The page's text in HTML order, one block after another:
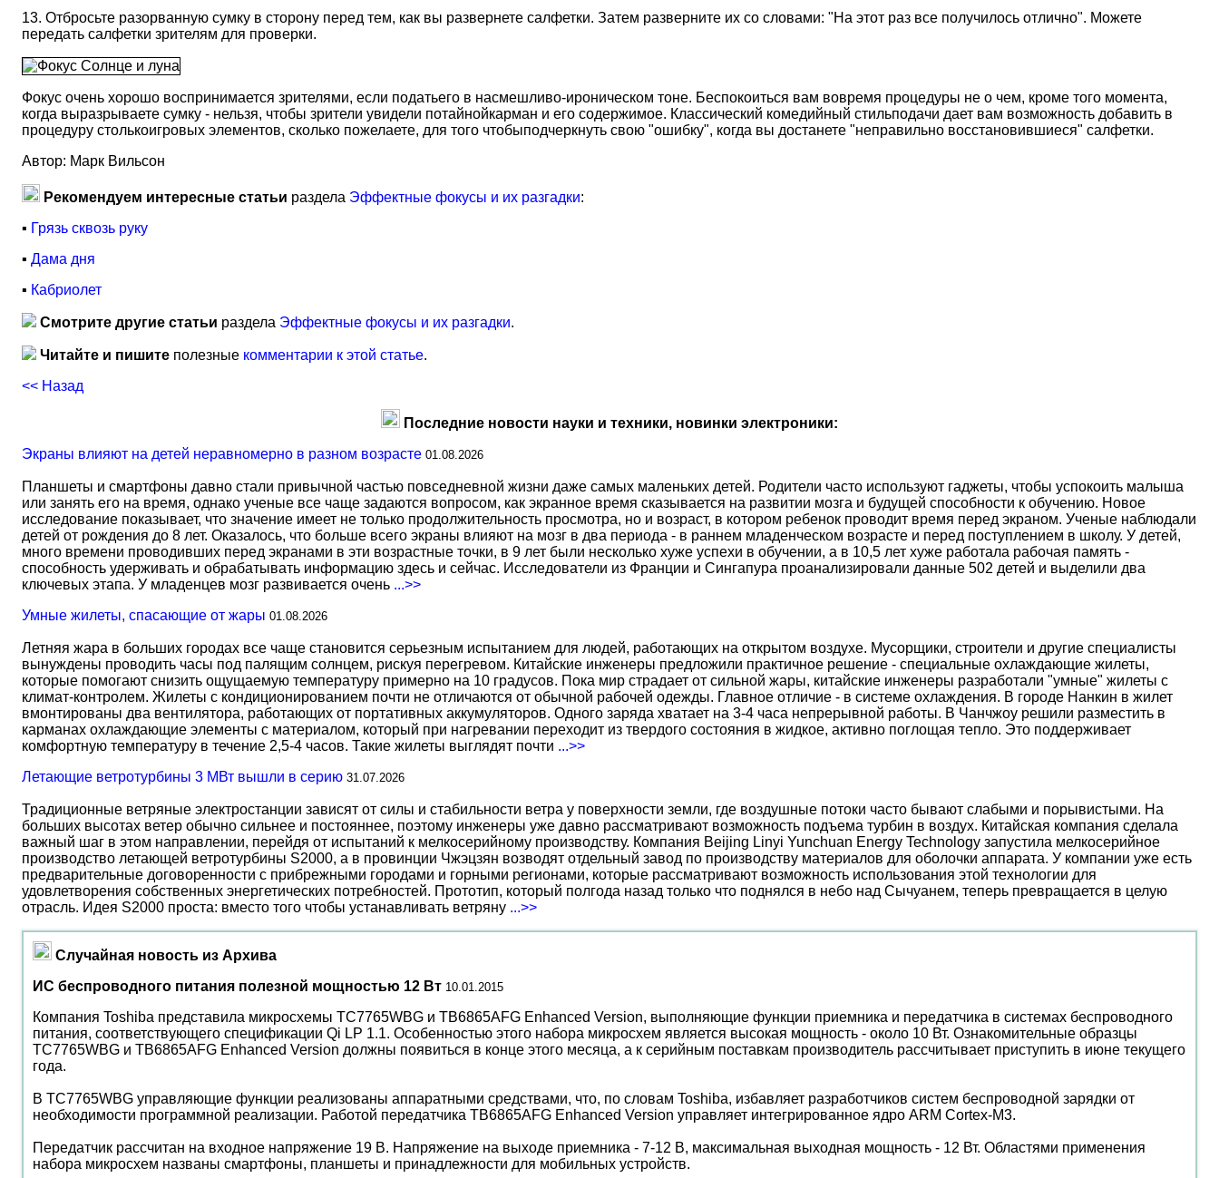
13. Отбросьте разорванную сумку в сторону перед тем, как вы развернете салфетки. Затем разверните их со словами: "На этот раз все получилось отлично". Можете
передать салфетки зрителям для проверки.
Фокус очень хорошо воспринимается зрителями, если податьего в насмешливо-ироническом тоне. Беспокоиться вам вовремя процедуры не о чем, кроме того момента,
когда выразрываете сумку - нельзя, чтобы зрители увидели потайнойкарман и его содержимое. Классический комедийный стильподачи дает вам возможность добавить в
процедуру столькоигровых элементов, сколько пожелаете, для того чтобыподчеркнуть свою "ошибку", когда вы достанете "неправильно восстановившиеся" салфетки.
Автор: Марк Вильсон
Рекомендуем интересные статьи раздела Эффектные фокусы и их разгадки:
▪ Грязь сквозь руку
▪ Дама дня
▪ Кабриолет
Смотрите другие статьи раздела Эффектные фокусы и их разгадки.
Читайте и пишите полезные комментарии к этой статье.
<< Назад
Последние новости науки и техники, новинки электроники:
Экраны влияют на детей неравномерно в разном возрасте 01.08.2026
Планшеты и смартфоны давно стали привычной частью повседневной жизни даже самых маленьких детей. Родители часто используют гаджеты, чтобы успокоить малыша
или занять его на время, однако ученые все чаще задаются вопросом, как экранное время сказывается на развитии мозга и будущей способности к обучению. Новое
исследование показывает, что значение имеет не только продолжительность просмотра, но и возраст, в котором ребенок проводит время перед экраном. Ученые наблюдали
детей от рождения до 8 лет. Оказалось, что больше всего экраны влияют на мозг в два периода - в раннем младенческом возрасте и перед поступлением в школу. У детей,
много времени проводивших перед экранами в эти возрастные точки, в 9 лет были несколько хуже успехи в обучении, а в 10,5 лет хуже работала рабочая память -
способность удерживать и обрабатывать информацию здесь и сейчас. Исследователи из Франции и Сингапура проанализировали данные 502 детей и выделили два
ключевых этапа. У младенцев мозг развивается очень ...>>
Умные жилеты, спасающие от жары 01.08.2026
Летняя жара в больших городах все чаще становится серьезным испытанием для людей, работающих на открытом воздухе. Мусорщики, строители и другие специалисты
вынуждены проводить часы под палящим солнцем, рискуя перегревом. Китайские инженеры предложили практичное решение - специальные охлаждающие жилеты,
которые помогают снизить ощущаемую температуру примерно на 10 градусов. Пока мир страдает от сильной жары, китайские инженеры разработали "умные" жилеты с
климат-контролем. Жилеты с кондиционированием почти не отличаются от обычной рабочей одежды. Главное отличие - в системе охлаждения. В городе Нанкин в жилет
вмонтированы два вентилятора, работающих от портативных аккумуляторов. Одного заряда хватает на 3-4 часа непрерывной работы. В Чанчжоу решили разместить в
карманах охлаждающие элементы с материалом, который при нагревании переходит из твердого состояния в жидкое, активно поглощая тепло. Это поддерживает
комфортную температуру в течение 2,5-4 часов. Такие жилеты выглядят почти ...>>
Летающие ветротурбины 3 МВт вышли в серию 31.07.2026
Традиционные ветряные электростанции зависят от силы и стабильности ветра у поверхности земли, где воздушные потоки часто бывают слабыми и порывистыми. На
больших высотах ветер обычно сильнее и постояннее, поэтому инженеры уже давно рассматривают возможность подъема турбин в воздух. Китайская компания сделала
важный шаг в этом направлении, перейдя от испытаний к мелкосерийному производству. Компания Beijing Linyi Yunchuan Energy Technology запустила мелкосерийное
производство летающей ветротурбины S2000, а в провинции Чжэцзян возводят отдельный завод по производству материалов для оболочки аппарата. У компании уже есть
предварительные договоренности с прибрежными городами и горными регионами, которые рассматривают возможность использования этой технологии для
удовлетворения собственных энергетических потребностей. Прототип, который полгода назад только что поднялся в небо над Сычуанем, теперь превращается в целую
отрасль. Идея S2000 проста: вместо того чтобы устанавливать ветряну ...>>
Случайная новость из Архива
ИС беспроводного питания полезной мощностью 12 Вт 10.01.2015
Компания Toshiba представила микросхемы TC7765WBG и TB6865AFG Enhanced Version, выполняющие функции приемника и передатчика в системах беспроводного
питания, соответствующего спецификации Qi LP 1.1. Особенностью этого набора микросхем является высокая мощность - около 10 Вт. Ознакомительные образцы
TC7765WBG и TB6865AFG Enhanced Version должны появиться в конце этого месяца, а к серийным поставкам производитель рассчитывает приступить в июне текущего
года.
В TC7765WBG управляющие функции реализованы аппаратными средствами, что, по словам Toshiba, избавляет разработчиков систем беспроводной зарядки от
необходимости программной реализации. Работой передатчика TB6865AFG Enhanced Version управляет интегрированное ядро ARM Cortex-M3.
Передатчик рассчитан на входное напряжение 19 В. Напряжение на выходе приемника - 7-12 В, максимальная выходная мощность - 12 Вт. Областями применения
набора микросхем названы смартфоны, планшеты и принадлежности для мобильных устройств.